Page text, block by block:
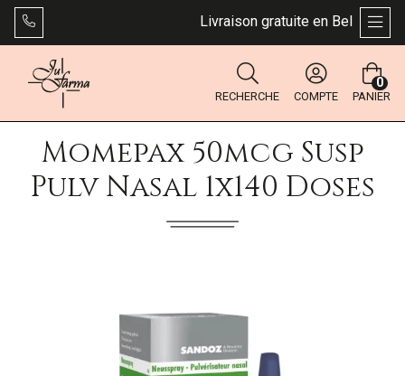
Livraison gratuite en Belgique
RECHERCHE COMPTE PANIER
0
Momepax 50mcg Susp
Pulv Nasal 1x140 Doses